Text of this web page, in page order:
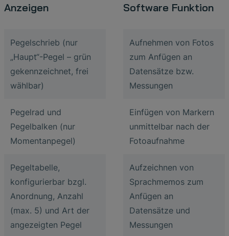
Anzeigen
Pegelschrieb (nur
„Haupt“-Pegel – grün
gekennzeichnet, frei
wählbar)
Pegelrad und
Pegelbalken (nur
Momentanpegel)
Pegeltabelle,
konfigurierbar bzgl.
Anordnung, Anzahl
(max. 5) und Art der
angezeigten Pegel
Software Funktion
Aufnehmen von Fotos
zum Anfügen an
Datensätze bzw.
Messungen
Einfügen von Markern
unmittelbar nach der
Fotoaufnahme
Aufzeichnen von
Sprachmemos zum
Anfügen an
Datensätze und
Messungen